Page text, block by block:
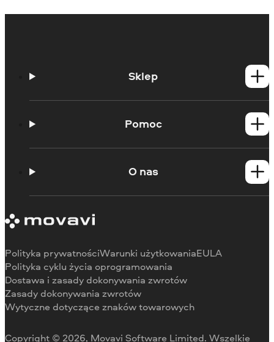
Sklep
Produkty dla Mac
Pomoc
Portal edukacyjny
Ograniczenia wersji próbnej
Zwrot środków
O nas
Referencje
Dlaczego warto wybrać nas
Do pracy
Copyright © 2026, Movavi Software Limited. Wszelkie
Polityka prywatnościWarunki użytkowaniaEULA
Polityka cyklu życia oprogramowania
Dostawa i zasady dokonywania zwrotów
Zasady dokonywania zwrotów
Wytyczne dotyczące znaków towarowych